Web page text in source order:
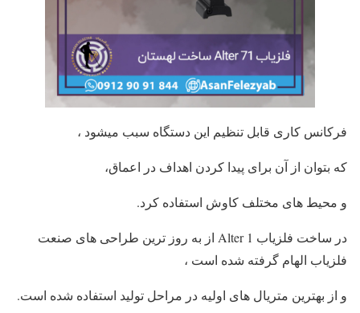
فرکانس کاری قابل تنظیم این دستگاه سبب میشود ،
که بتوان از آن برای پیدا کردن اهداف در اعماق،
و محیط های مختلف کاوش استفاده کرد.
در ساخت فلزیاب Alter 1 از به روز ترین طراحی های صنعت
فلزیاب الهام گرفته شده است ،
و از بهترین متریال های اولیه در مراحل تولید استفاده شده است.